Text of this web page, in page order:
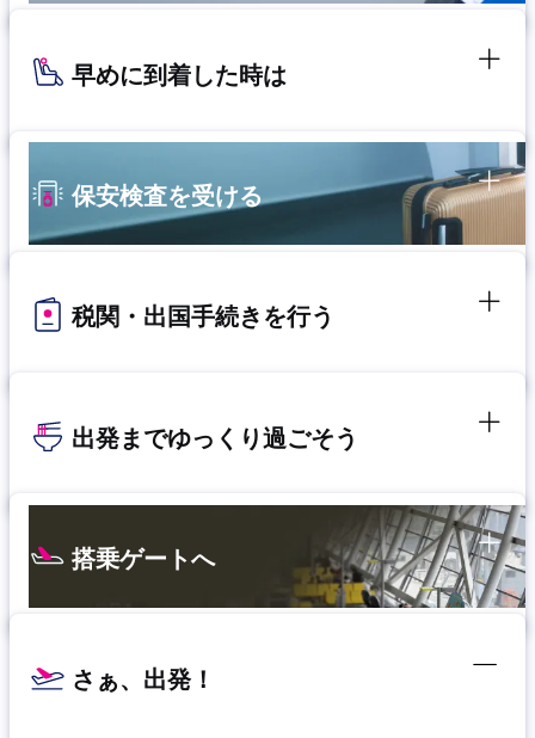
早めに到着した時は
保安検査を受ける
税関・出国手続きを行う
出発までゆっくり過ごそう
搭乗ゲートへ
さぁ、出発！